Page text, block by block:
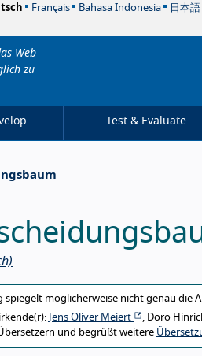
Français Bahasa Indonesia 日本語
Web
zu
Test & Evaluate
spiegelt möglicherweise nicht genau die
Jens Oliver Meiert
, Doro
und begrüßt weitere